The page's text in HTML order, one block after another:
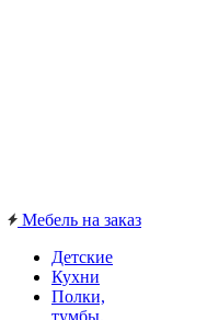
Мебель на заказ
Детские
Кухни
Полки,
тумбы,